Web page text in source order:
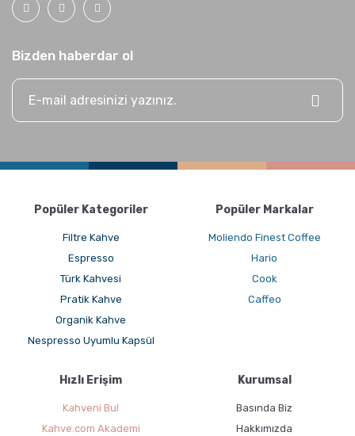
Bizden haberdar ol
Popüler Kategoriler
Filtre Kahve
Espresso
Türk Kahvesi
Pratik Kahve
Organik Kahve
Nespresso Uyumlu Kapsül
Popüler Markalar
Moliendo Finest Coffee
Hario
Cook
Caffeo
Hızlı Erişim
Kahveni Bul
Kahve.com Akademi
Kurumsal
Basında Biz
Hakkımızda